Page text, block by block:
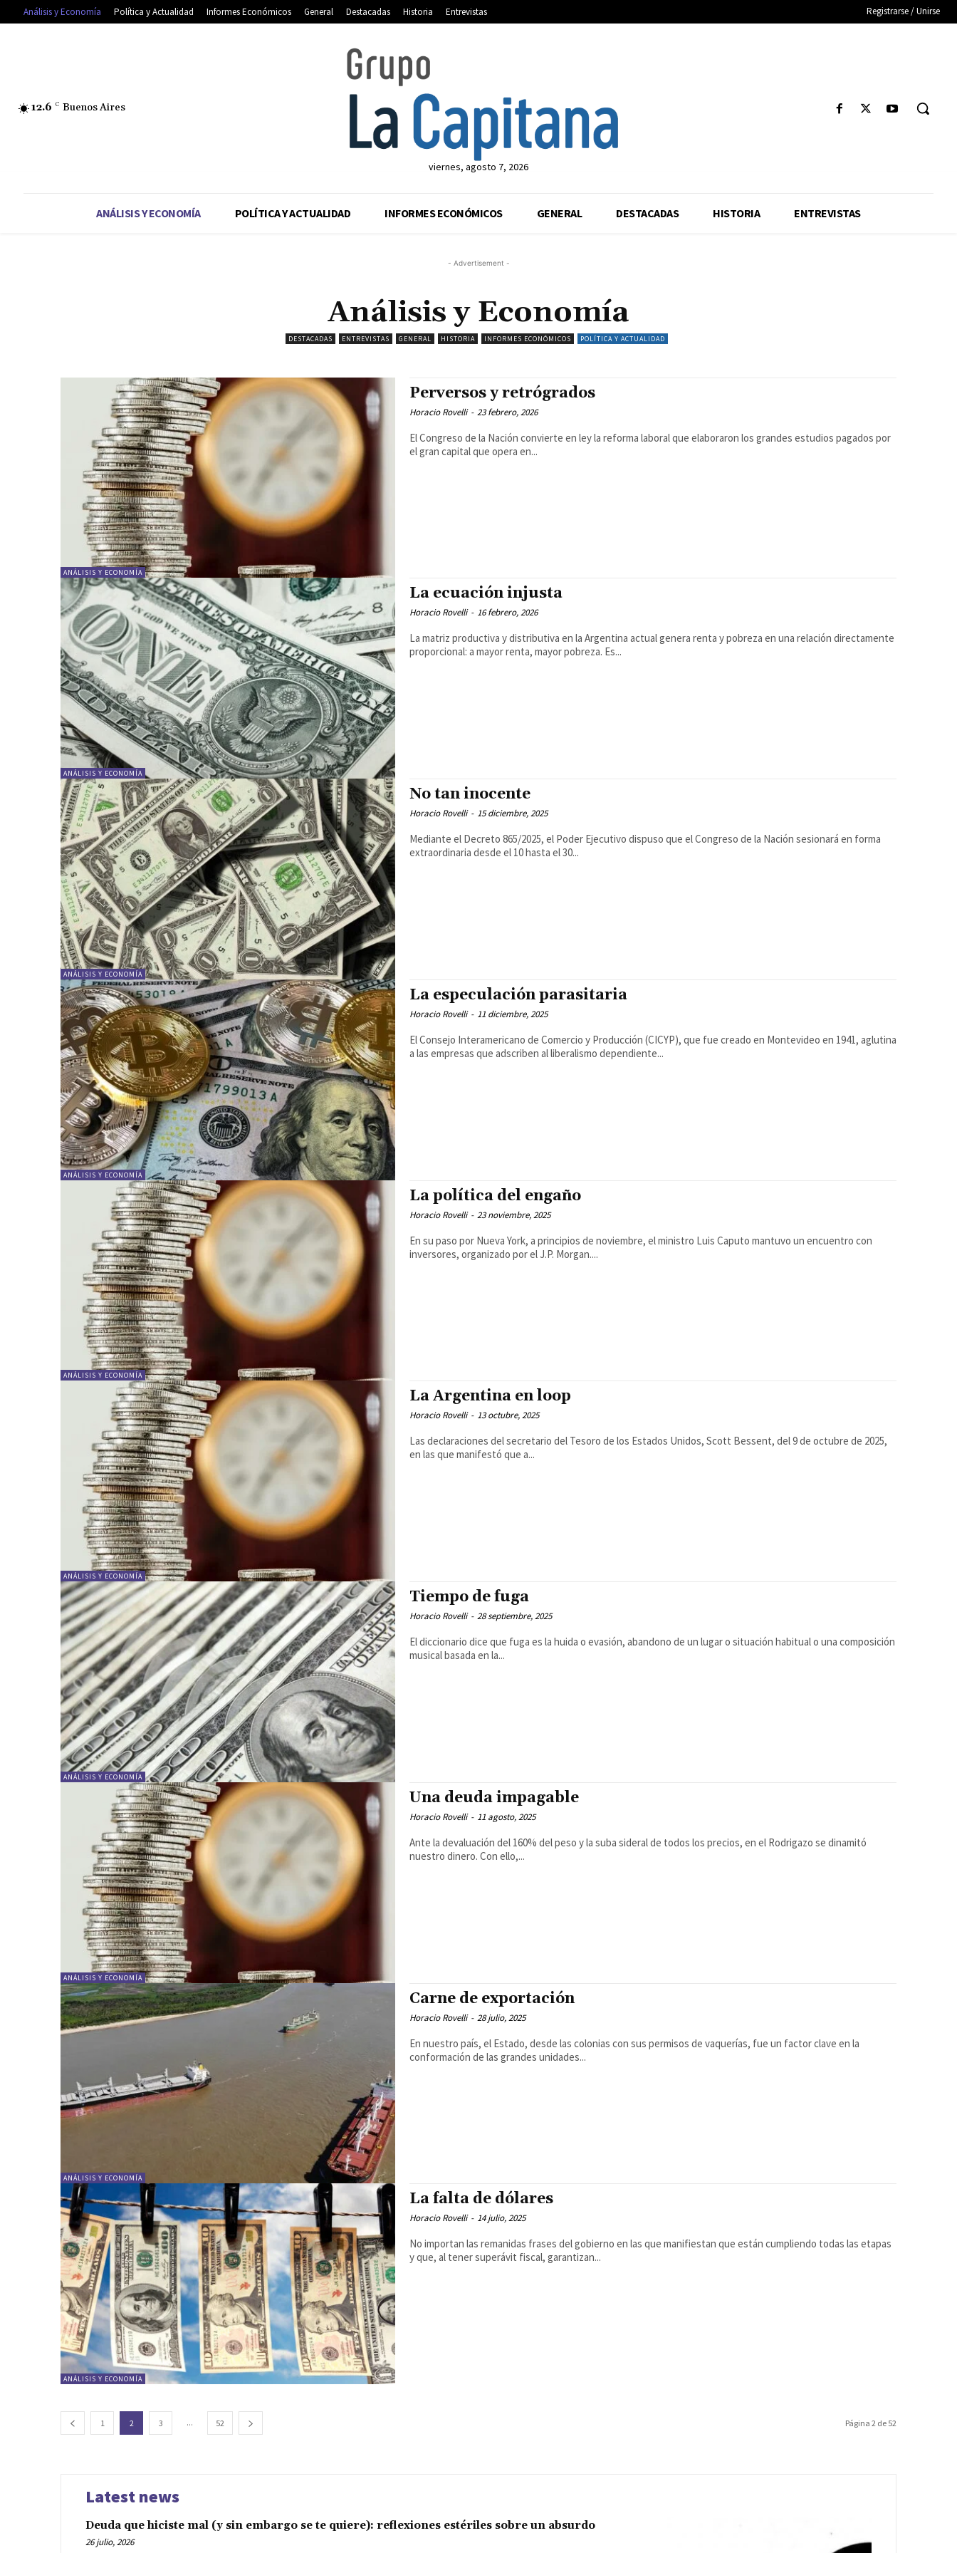
Análisis y Economía Política y Actualidad Informes Económicos General Destacadas Historia Entrevistas Registrarse / Unirse
12.6 C Buenos Aires
viernes, agosto 7, 2026
ANÁLISIS Y ECONOMÍA POLÍTICA Y ACTUALIDAD INFORMES ECONÓMICOS GENERAL DESTACADAS HISTORIA ENTREVISTAS
- Advertisement -
Análisis y Economía
DESTACADAS ENTREVISTAS GENERAL HISTORIA INFORMES ECONÓMICOS POLÍTICA Y ACTUALIDAD
ANÁLISIS Y ECONOMÍA
Perversos y retrógrados
Horacio Rovelli - 23 febrero, 2026
El Congreso de la Nación convierte en ley la reforma laboral que elaboraron los grandes estudios pagados por
el gran capital que opera en...
ANÁLISIS Y ECONOMÍA
La ecuación injusta
Horacio Rovelli - 16 febrero, 2026
La matriz productiva y distributiva en la Argentina actual genera renta y pobreza en una relación directamente
proporcional: a mayor renta, mayor pobreza. Es...
ANÁLISIS Y ECONOMÍA
No tan inocente
Horacio Rovelli - 15 diciembre, 2025
Mediante el Decreto 865/2025, el Poder Ejecutivo dispuso que el Congreso de la Nación sesionará en forma
extraordinaria desde el 10 hasta el 30...
ANÁLISIS Y ECONOMÍA
La especulación parasitaria
Horacio Rovelli - 11 diciembre, 2025
El Consejo Interamericano de Comercio y Producción (CICYP), que fue creado en Montevideo en 1941, aglutina
a las empresas que adscriben al liberalismo dependiente...
ANÁLISIS Y ECONOMÍA
La política del engaño
Horacio Rovelli - 23 noviembre, 2025
En su paso por Nueva York, a principios de noviembre, el ministro Luis Caputo mantuvo un encuentro con
inversores, organizado por el J.P. Morgan....
ANÁLISIS Y ECONOMÍA
La Argentina en loop
Horacio Rovelli - 13 octubre, 2025
Las declaraciones del secretario del Tesoro de los Estados Unidos, Scott Bessent, del 9 de octubre de 2025,
en las que manifestó que a...
ANÁLISIS Y ECONOMÍA
Tiempo de fuga
Horacio Rovelli - 28 septiembre, 2025
El diccionario dice que fuga es la huida o evasión, abandono de un lugar o situación habitual o una composición
musical basada en la...
ANÁLISIS Y ECONOMÍA
Una deuda impagable
Horacio Rovelli - 11 agosto, 2025
Ante la devaluación del 160% del peso y la suba sideral de todos los precios, en el Rodrigazo se dinamitó
nuestro dinero. Con ello,...
ANÁLISIS Y ECONOMÍA
Carne de exportación
Horacio Rovelli - 28 julio, 2025
En nuestro país, el Estado, desde las colonias con sus permisos de vaquerías, fue un factor clave en la
conformación de las grandes unidades...
ANÁLISIS Y ECONOMÍA
La falta de dólares
Horacio Rovelli - 14 julio, 2025
No importan las remanidas frases del gobierno en las que manifiestan que están cumpliendo todas las etapas
y que, al tener superávit fiscal, garantizan...
1 2 3 ... 52 Página 2 de 52
Latest news
Deuda que hiciste mal (y sin embargo se te quiere): reflexiones estériles sobre un absurdo
26 julio, 2026